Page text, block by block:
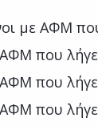
με ΑΦΜ
ΑΦΜ που
ΑΦΜ που
ΑΦΜ που